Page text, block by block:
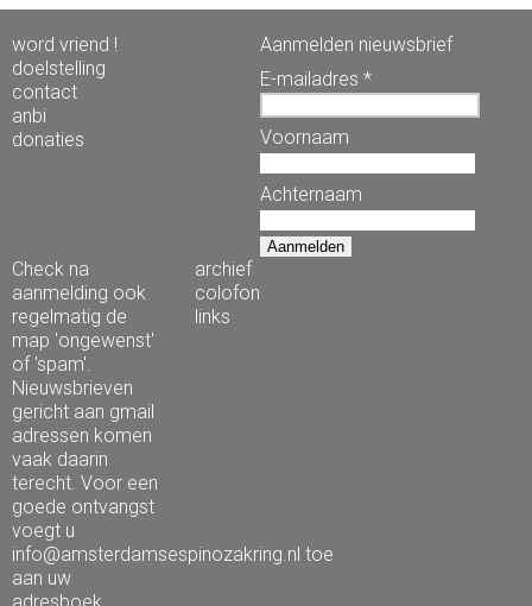
word vriend !
doelstelling
contact
anbi
donaties
Aanmelden nieuwsbrief
E-mailadres *
Voornaam
Achternaam
Check na
aanmelding ook
regelmatig de
map 'ongewenst'
of 'spam'.
Nieuwsbrieven
gericht aan gmail
adressen komen
vaak daarin
terecht. Voor een
goede ontvangst
voegt u
info@amsterdamsespinozakring.nl toe
aan uw
archief
colofon
links